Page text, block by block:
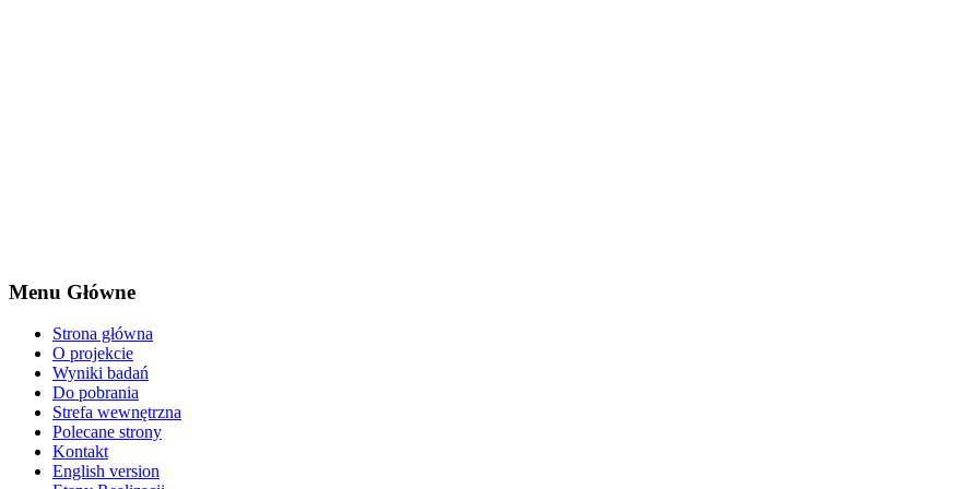
Menu Główne
Strona główna
O projekcie
Wyniki badań
Do pobrania
Strefa wewnętrzna
Polecane strony
Kontakt
English version